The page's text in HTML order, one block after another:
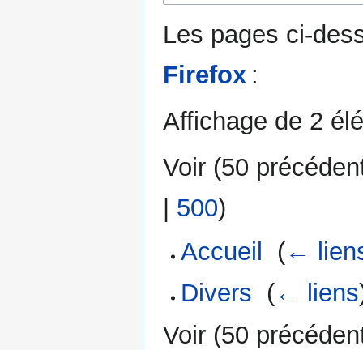
Les pages ci-
Firefox :
Affichage de 2
Voir (50
| 500)
Accueil
(←
Divers (← liens
Voir (50